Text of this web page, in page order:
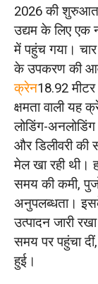
तनाव को दूर
करना
पहली
अपस्ट्रीम
दिया था।
दूसरी
समयसीमा।
तेज़ ओवरहेड
सॉल्यूशन
चीनी नव वर्ष
प्रीमियम
2026 की
उद्यम के लिए एक
में पहुंच गया।
के उपकरण की
क्रेन18.92
क्षमता वाली यह
लोडिंग-
और डिलीवरी की
मेल खा रही थी।
समय की कमी,
अनुपलब्धता।
उत्पादन जारी
समय पर पहुंचा
हुई।